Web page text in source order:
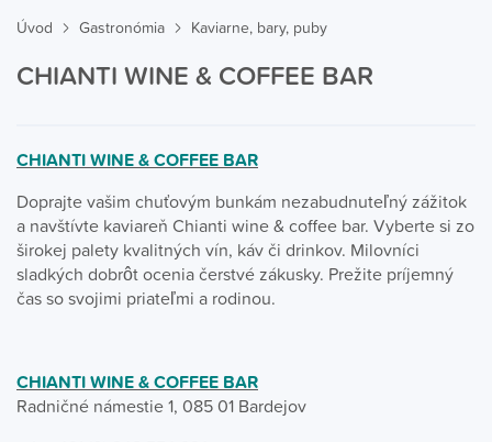
Úvod Gastronómia Kaviarne, bary, puby
CHIANTI WINE & COFFEE BAR
CHIANTI WINE & COFFEE BAR
Doprajte vašim chuťovým bunkám nezabudnuteľný zážitok
a navštívte kaviareň Chianti wine & coffee bar. Vyberte si zo
širokej palety kvalitných vín, káv či drinkov. Milovníci
sladkých dobrôt ocenia čerstvé zákusky. Prežite príjemný
čas so svojimi priateľmi a rodinou.
CHIANTI WINE & COFFEE BAR
Radničné námestie 1, 085 01 Bardejov